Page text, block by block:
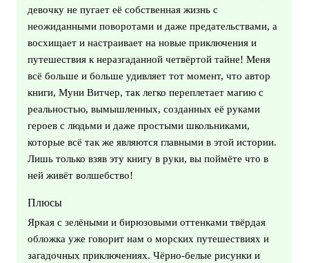
девочку не пугает её собственная жизнь с
неожиданными поворотами и даже предательствами, а
восхищает и настраивает на новые приключения и
путешествия к неразгаданной четвёртой тайне! Меня
всё больше и больше удивляет тот момент, что автор
книги, Муни Витчер, так легко переплетает магию с
реальностью, вымышленных, созданных её руками
героев с людьми и даже простыми школьниками,
которые всё так же являются главными в этой истории.
Лишь только взяв эту книгу в руки, вы поймёте что в
ней живёт волшебство!
Плюсы
Яркая с зелёными и бирюзовыми оттенками твёрдая
обложка уже говорит нам о морских путешествиях и
загадочных приключениях. Чёрно-белые рисунки и